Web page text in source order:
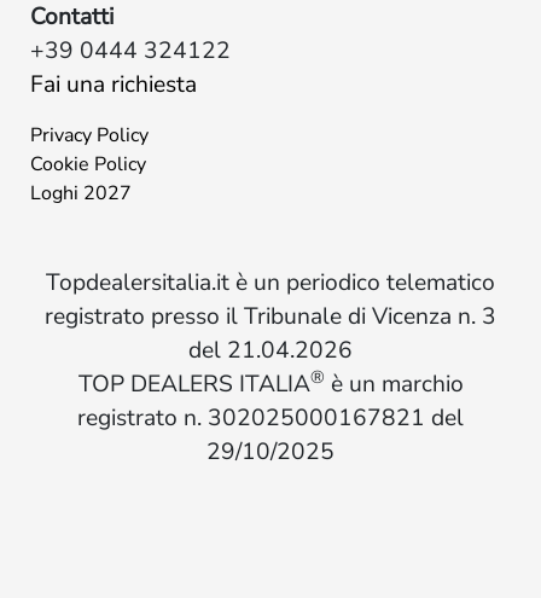
Contatti
+39 0444 324122
Fai una richiesta
Privacy Policy
Cookie Policy
Loghi 2027
Topdealersitalia.it è un periodico telematico
registrato presso il Tribunale di Vicenza n. 3
del 21.04.2026
TOP DEALERS ITALIA® è un marchio
registrato n. 302025000167821 del
29/10/2025